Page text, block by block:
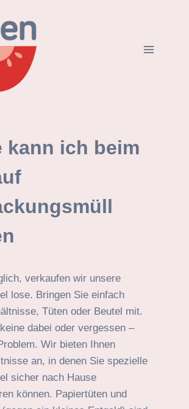
kann ich beim
verkaufen wir unsere
lose. Bringen Sie einfach
Tüten oder Beutel mit.
dabei oder vergessen –
Wir bieten Ihnen
an, in denen Sie spezielle
sicher nach Hause
können. Papiertüten und